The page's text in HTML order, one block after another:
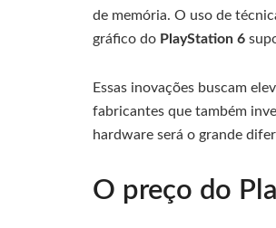
de memória. O uso de
gráfico do PlayStation 6
Essas inovações buscam
fabricantes que também
hardware será o grande
O preço do